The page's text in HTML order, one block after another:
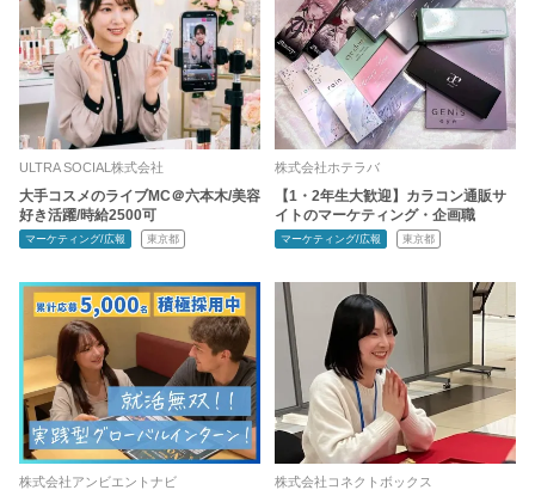
ULTRA SOCIAL株式会社
大手コスメのライブMC＠六本木/美容
好き活躍/時給2500可
マーケティング/広報 東京都
株式会社ホテラバ
【1・2年生大歓迎】カラコン通販サ
イトのマーケティング・企画職
マーケティング/広報 東京都
株式会社アンビエントナビ 株式会社コネクトボックス